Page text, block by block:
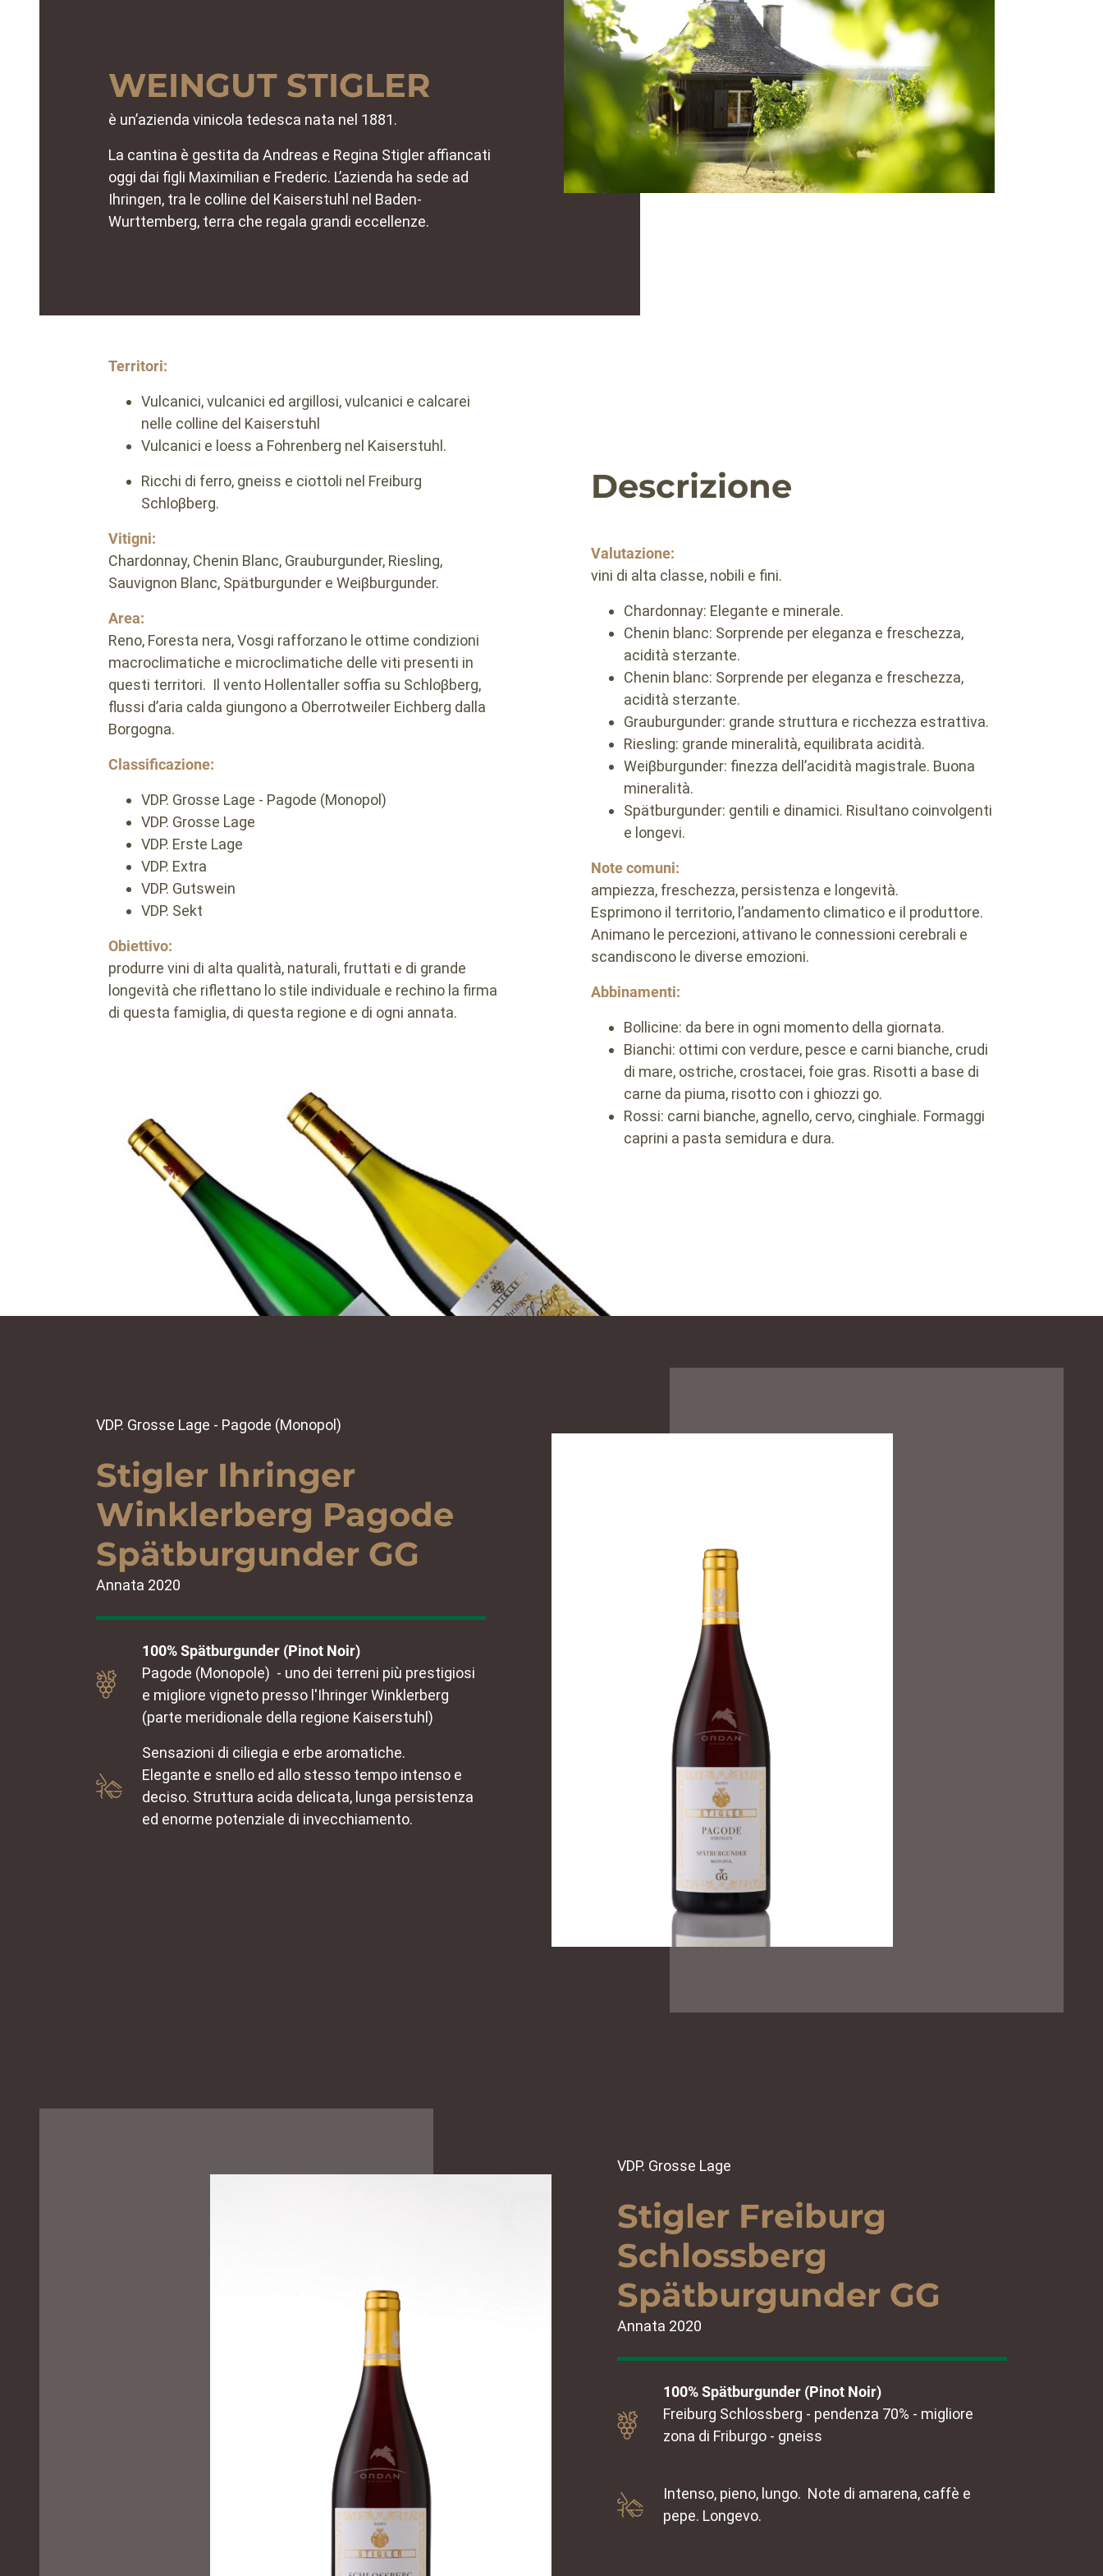
WEINGUT STIGLER
è un’azienda vinicola tedesca nata nel 1881.
La cantina è gestita da Andreas e Regina Stigler affiancati
oggi dai figli Maximilian e Frederic. L’azienda ha sede ad
Ihringen, tra le colline del Kaiserstuhl nel Baden-
Wurttemberg, terra che regala grandi eccellenze.
Territori:
Vulcanici, vulcanici ed argillosi, vulcanici e calcarei
nelle colline del Kaiserstuhl
Vulcanici e loess a Fohrenberg nel Kaiserstuhl.
Ricchi di ferro, gneiss e ciottoli nel Freiburg
Schloβberg.
Vitigni:
Chardonnay, Chenin Blanc, Grauburgunder, Riesling,
Sauvignon Blanc, Spätburgunder e Weiβburgunder.
Area:
Reno, Foresta nera, Vosgi rafforzano le ottime condizioni
macroclimatiche e microclimatiche delle viti presenti in
questi territori. Il vento Hollentaller soffia su Schloβberg,
flussi d’aria calda giungono a Oberrotweiler Eichberg dalla
Borgogna.
Classificazione:
VDP. Grosse Lage - Pagode (Monopol)
VDP. Grosse Lage
VDP. Erste Lage
VDP. Extra
VDP. Gutswein
VDP. Sekt
Obiettivo:
produrre vini di alta qualità, naturali, fruttati e di grande
longevità che riflettano lo stile individuale e rechino la firma
di questa famiglia, di questa regione e di ogni annata.
Descrizione
Valutazione:
vini di alta classe, nobili e fini.
Chardonnay: Elegante e minerale.
Chenin blanc: Sorprende per eleganza e freschezza,
acidità sterzante.
Chenin blanc: Sorprende per eleganza e freschezza,
acidità sterzante.
Grauburgunder: grande struttura e ricchezza estrattiva.
Riesling: grande mineralità, equilibrata acidità.
Weiβburgunder: finezza dell’acidità magistrale. Buona
mineralità.
Spätburgunder: gentili e dinamici. Risultano coinvolgenti
e longevi.
Note comuni:
ampiezza, freschezza, persistenza e longevità.
Esprimono il territorio, l’andamento climatico e il produttore.
Animano le percezioni, attivano le connessioni cerebrali e
scandiscono le diverse emozioni.
Abbinamenti:
Bollicine: da bere in ogni momento della giornata.
Bianchi: ottimi con verdure, pesce e carni bianche, crudi
di mare, ostriche, crostacei, foie gras. Risotti a base di
carne da piuma, risotto con i ghiozzi go.
Rossi: carni bianche, agnello, cervo, cinghiale. Formaggi
caprini a pasta semidura e dura.
VDP. Grosse Lage - Pagode (Monopol)
Stigler Ihringer
Winklerberg Pagode
Spätburgunder GG
Annata 2020
100% Spätburgunder (Pinot Noir)
Pagode (Monopole) - uno dei terreni più prestigiosi
e migliore vigneto presso l'Ihringer Winklerberg
(parte meridionale della regione Kaiserstuhl)
Sensazioni di ciliegia e erbe aromatiche.
Elegante e snello ed allo stesso tempo intenso e
deciso. Struttura acida delicata, lunga persistenza
ed enorme potenziale di invecchiamento.
VDP. Grosse Lage
Stigler Freiburg
Schlossberg
Spätburgunder GG
Annata 2020
100% Spätburgunder (Pinot Noir)
Freiburg Schlossberg - pendenza 70% - migliore
zona di Friburgo - gneiss
Intenso, pieno, lungo. Note di amarena, caffè e
pepe. Longevo.